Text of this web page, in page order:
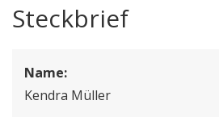
Steckbrief
Name:
Kendra Müller